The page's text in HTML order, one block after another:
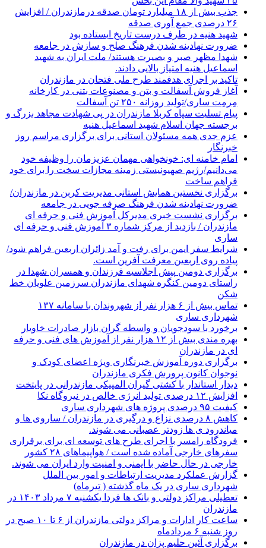
جذب بیش از ۱۸ میلیارد تومان صدقه درمازندران / افزایش
۲۶ درصدی جمع آوری صدقه
شهید هنیه در طرف درست تاریخ ایستاده بود
ضرورت نهادینه شدن فرهنگ صلح و سازش در جامعه
شهدا مظهر صبر و بصیرت هستند/ ملت ایران به شهید
اسماعیل هنیه امتیاز بالایی دادند.
تاکید بر اجرای هدفمند طرح ملی فتحان در مازندران
آغاز فروش آسفالت و بتن و مصنوعات بتنی در کارخانه
مِرمِت ساری/تولید روزانه ۲۵۰ تن آسفالت
پیام تسلیت سپاه کربلا مازندران در پی شهادت مجاهد بزرگ و
برجسته جهان اسلام شهید اسماعیل هنیه
عزم جدی همه مسئولان استانی برای برگزاری مراسم روز
خبرنگار
امام خامنه ای: خونخواهی مهمان عزیزمان را وظیفه خود
می‌دانیم/رژیم صهیونیستی زمینه مجازات سخت را برای خود
فراهم ساخت
برگزاری نخستین همایش استانی مدیریت کربن در مازندران/
ضرورت نهادینه شدن فرهنگ صرفه جویی در جامعه
برگزاری نشست خبری مدیرکل آموزش فنی و حرفه ای
مازندران / بازدید از مرکز شماره ۳ آموزش فنی و حرفه ای
ساری
شرایط سفر ایمن برای رفت و آمد زائران اربعین فراهم شود/
پیاده روی اربعین معرفت آفرین است.
برگزاری دومین پیش اجلاسیه فرزندان و همسران شهدا در
راستای دومین کنگره شهدای مازندران سرزمین علویان خط
شکن
تماس بیش از ۶ هزار نفر از شهروندان با سامانه ۱۳۷
شهرداری ساری
برخورد با سودجویان و واسطه گران بازار صادرات خاویار
بهره مندی بیش از ۱۲ هزار نفر از آموزش های فنی و حرفه
ای در مازندران
برگزاری دوره آموزش خبرنگاری ویژه اعضای کودک و
نوجوان کانون پرورش فکری مازندران
دیدار استاندار با کشتی گیران المپیکی مازندرانی در پایتخت
افزایش ۱۲ درصدی تولید انرژی خالص در نیروگاه نکا
کیفیت ۹۵ درصدی پروژه های شهرداری ساری
کاهش ۸ درصدی نزاع و درگیری در مازندران / ساروی ها و
میاندرود ی ها زودتر عصبانی می شوند.
فرودگاه رامسر با اجرای طرح های توسعه ای برای برقراری
سفرهای خارجی آماده شده است / هواپیماهای ۲۸ کشور
خارجی در حال حاضر با ایمنی و امنیت وارد ایران می شوند.
گزارش عملکرد مدیریت ارتباطات و امور بین الملل
شهرداری ساری در یک ماه گذشته ( تیرماه)
تعطیلی مراکز دولتی و بانک ها فردا یکشنبه ۷ مرداد ۱۴۰۳ در
مازندران
ساعت کار ادارات و مراکز دولتی مازندران از ۶ تا ۱۰ صبح در
روز شنبه ۶ مردادماه
برگزاری آئین حلیم پزان در مازندران